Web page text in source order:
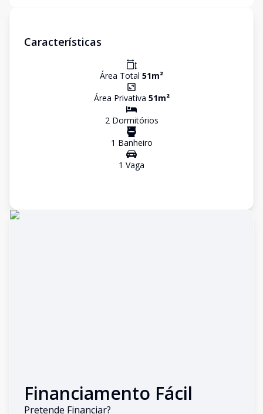
Características
Área Total 51m²
Área Privativa 51m²
2Dormitórios
1 Banheiro
1 Vaga
Financiamento Fácil
Pretende Financiar?